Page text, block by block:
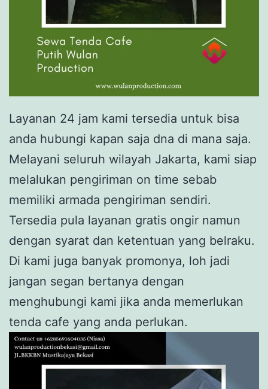
Layanan 24 jam kami tersedia untuk bisa
anda hubungi kapan saja dna di mana saja.
Melayani seluruh wilayah Jakarta, kami siap
melalukan pengiriman on time sebab
memiliki armada pengiriman sendiri.
Tersedia pula layanan gratis ongir namun
dengan syarat dan ketentuan yang belraku.
Di kami juga banyak promonya, loh jadi
jangan segan bertanya dengan
menghubungi kami jika anda memerlukan
tenda cafe yang anda perlukan.